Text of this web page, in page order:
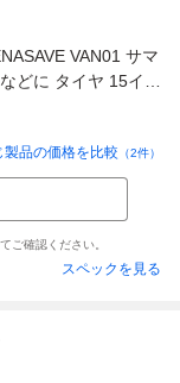
VAN01 サマ
どに タイヤ 15イン
製品の価格を比較 （2件）
ご確認ください。
スペックを見る